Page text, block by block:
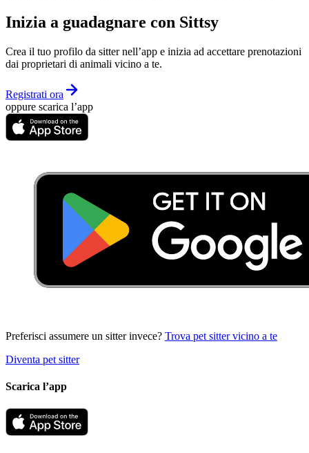
Inizia a guadagnare con Sittsy
Crea il tuo profilo da sitter nell’app e inizia ad accettare prenotazioni
dai proprietari di animali vicino a te.
Registrati ora
oppure scarica l’app
Preferisci assumere un sitter invece? Trova pet sitter vicino a te
Diventa pet sitter
Scarica l’app